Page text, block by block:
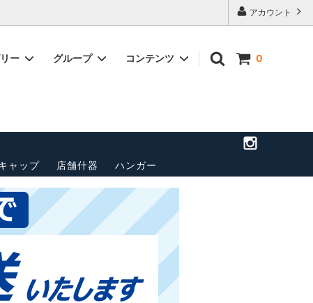
アカウント
0
ー
ベルト
その他
グループ
ペナント
コンテンツ
ャップ 店舗什器 ハンガー